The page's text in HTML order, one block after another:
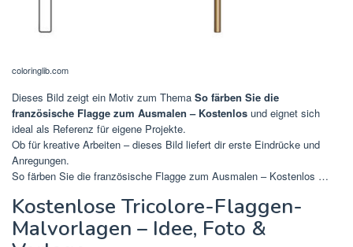
coloringlib.com
Dieses Bild zeigt ein Motiv zum Thema So färben Sie die
französische Flagge zum Ausmalen – Kostenlos und eignet sich
ideal als Referenz für eigene Projekte.
Ob für kreative Arbeiten – dieses Bild liefert dir erste Eindrücke und
Anregungen.
So färben Sie die französische Flagge zum Ausmalen – Kostenlos …
Kostenlose Tricolore-Flaggen-
Malvorlagen – Idee, Foto &